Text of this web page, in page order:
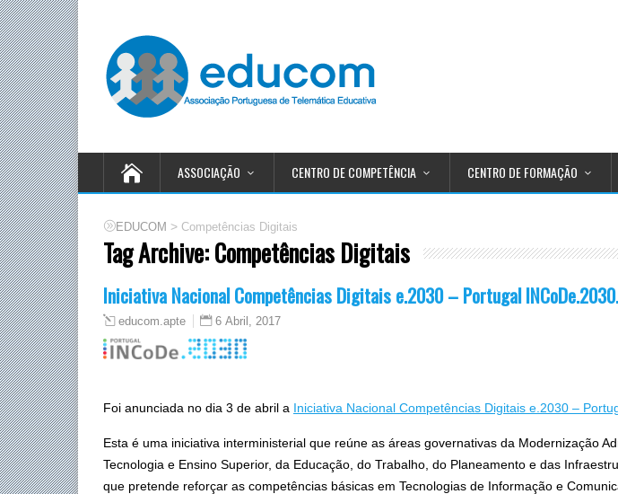
ASSOCIAÇÃO CENTRO DE COMPETÊNCIA CENTRO DE FORMAÇÃO
EDUCOM > Competências Digitais
Tag Archive:Competências Digitais
Iniciativa Nacional Competências Digitais e.2030 – Portugal INCoDe.2030.
educom.apte 6 Abril, 2017
Foi anunciada no dia 3 de abril a Iniciativa Nacional Competências Digitais e.2030 –
Esta é uma iniciativa interministerial que reúne as áreas governativas da Modernização
Tecnologia e Ensino Superior, da Educação, do Trabalho, do Planeamento e das
que pretende reforçar as competências básicas em Tecnologias de Informação e